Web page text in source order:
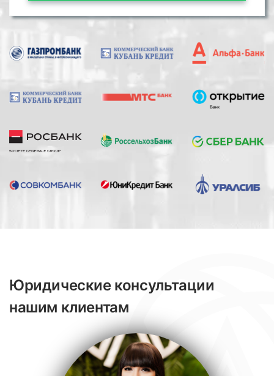
Юридические консультации
нашим клиентам